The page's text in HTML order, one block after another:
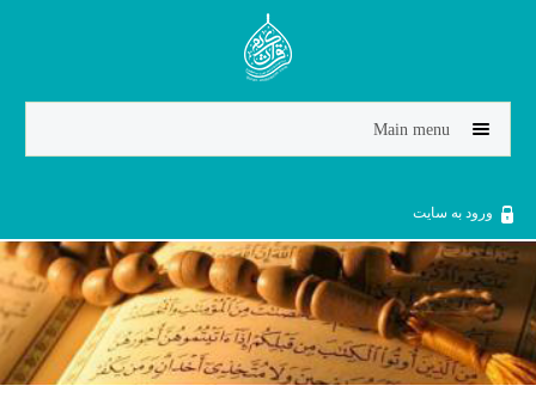
Jump to navigation
Main menu
ورود به سایت